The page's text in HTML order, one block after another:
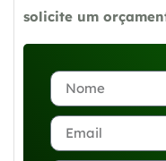
solicite um